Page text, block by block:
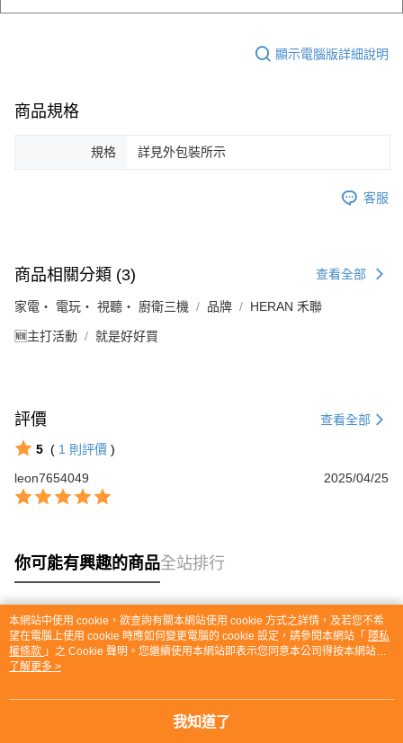
顯示電腦版詳細說明
商品規格
規格 詳見外包裝所示
客服
商品相關分類 (3) 查看全部
家電・ 電玩・ 視聽・ 廚衛三機 品牌 HERAN 禾聯
🆕主打活動 就是好好買
評價 查看全部
5 ( 1 則評價 )
leon7654049
2025/04/25
你可能有興趣的商品全站排行
熱門標籤
本網站中使用 cookie，欲查詢有關本網站使用 cookie 方式之詳情，及若您不希
望在電腦上使用 cookie 時應如何變更電腦的 cookie 設定，請參閱本網站「 隱私
權條款 」之 Cookie 聲明。您繼續使用本網站即表示您同意本公司得按本網站使
用條款之 Cookie 聲明使用 cookie。
了解更多 >
我知道了